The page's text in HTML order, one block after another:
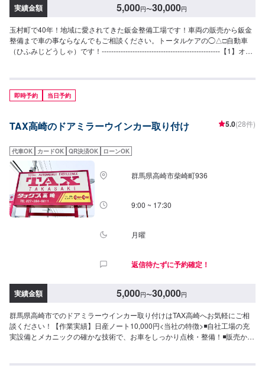
実績金額 5,000円〜30,000円
玉村町で40年！地域に愛されてきた鈑金整備工場です！車両の販売から鈑金
整備まで車の事ならなんでもご相談ください。トータルケアの◯△□自動車
（ひふみじどうしゃ）です！--------------------------------------------------【1】オフ
たします。車種や状態により納期が前後する場合がございます。予め、ご了
承ください。【定休日・営業時間】定休日：日曜日、祝日営業時間：
9:00~18:00
即時予約 当日予約
TAX高崎のドアミラーウインカー取り付け 5.0(28件)
代車OK カードOK QR決済OK ローンOK
群馬県高崎市柴崎町936
9:00 ~ 17:30
月曜
返信待たずに予約確定！
実績金額 5,000円〜30,000円
群馬県高崎市でのドアミラーウインカー取り付けはTAX高崎へお気軽にご相
談ください！【作業実績】日産ノート10,000円<当社の特徴>◾自社工場の充
実設備とメカニックの確かな技術で、お車をしっかり点検・整備！◾販売から
希望の時間に応じてプランをご提案！>★安く済ませたい…★時間があまり取